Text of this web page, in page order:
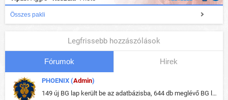
Összes pakli
Legfrissebb hozzászólások
Fórumok Hirek
PHOENIX (Admin)
149 új BG lap került be az adatbázisba, 644 db meglévő BG lap módosult, bekerültek az új képek a megváltozott lapokhoz is.